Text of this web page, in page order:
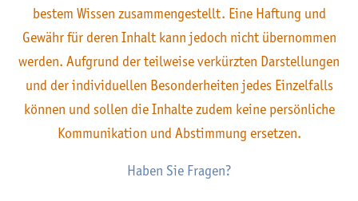
bestem Wissen zusammengestellt. Eine Haftung und
Gewähr für deren Inhalt kann jedoch nicht übernommen
werden. Aufgrund der teilweise verkürzten Darstellungen
und der individuellen Besonderheiten jedes Einzelfalls
können und sollen die Inhalte zudem keine persönliche
Kommunikation und Abstimmung ersetzen.
Haben Sie Fragen?